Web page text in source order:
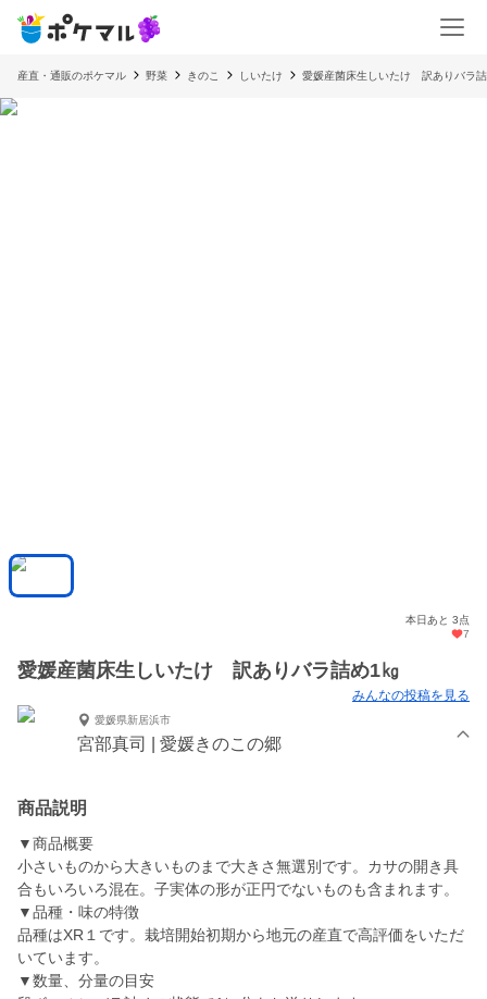
産直・通販のポケマル 野菜 きのこ しいたけ 愛媛産菌床生しいたけ 訳ありバラ
本日あと 3点
7
愛媛産菌床生しいたけ 訳ありバラ詰め1㎏
みんなの投稿を見る
愛媛県新居浜市
宮部真司 | 愛媛きのこの郷
商品説明
▼商品概要
小さいものから大きいものまで大きさ無選別です。カサの開き具
合もいろいろ混在。子実体の形が正円でないものも含まれます。
▼品種・味の特徴
品種はXR１です。栽培開始初期から地元の産直で高評価をいただ
いています。
▼数量、分量の目安